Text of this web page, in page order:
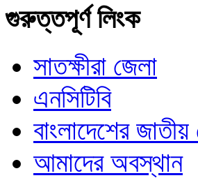
গুরুত্তপূর্ণ লিংক
সাতক্ষীরা জেলা
এনসিটিবি
বাংলাদেশের জাতীয়
আমাদের অবস্থান